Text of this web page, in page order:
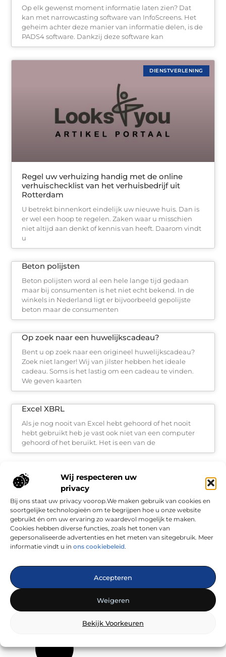
Wij respecteren uw
privacy
Bij ons staat uw privacy voorop.We maken gebruik van cookies en
soortgelijke technologieën om te begrijpen hoe u onze website
gebruikt én om uw ervaring zo waardevol mogelijk te maken.
Cookies hebben diverse functies, zoals het tonen van
gepersonaliseerde advertenties en het meten van sitegebruik. Meer
informatie vindt u in ons cookiebeleid.
Accepteren
Weigeren
Bekijk Voorkeuren
Op elk gewenst moment informatie laten zien? Dat
kan met narrowcasting software van InfoScreens. Het
geheim achter deze manier van informatie delen, is de
PADS4 software. Dankzij deze software kan
DIENSTVERLENING
Regel uw verhuizing handig met de online
verhuischecklist van het verhuisbedrijf uit
Rotterdam
U betrekt binnenkort eindelijk uw nieuwe huis. Dan is
er wel een hoop te regelen. Zaken waar u misschien
niet altijd aan denkt of kennis van heeft. Daarom vindt
u
Beton polijsten
Beton polijsten word al een hele lange tijd gedaan
maar bij consumenten is het niet echt bekend. In de
winkels in Nederland ligt er bijvoorbeeld gepolijste
beton maar de consumenten
Op zoek naar een huwelijkscadeau?
Bent u op zoek naar een origineel huwelijkscadeau?
Zoek niet langer! Wij van jilster hebben het ideale
cadeau. Soms is het lastig om een cadeau te vinden.
We geven kaarten
Excel XBRL
Als je nog nooit van Excel hebt gehoord of het nooit
hebt gebruikt heb je vast ook niet van een computer
gehoord of het beruikt. Het is een van de
De collectieve arbeidsovereenkomst (afgekort: Cao) is
een typisch Nederlands idee wat gebaseerd is op het
poldermodel. De collectieve overeenkomst wordt altijd
zwart op wit gezet zodat afspraken niet tussentijds
veranderd
Voor weinig een pakket sturen
Heeft u ook vervelende ervaringen met dingen op de
post doen? Misschien verkoopt u wel eens wat